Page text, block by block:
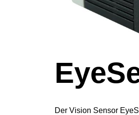
Der Vision Sensor